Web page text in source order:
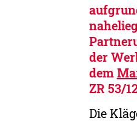
der
dem
ZR 53/
Die